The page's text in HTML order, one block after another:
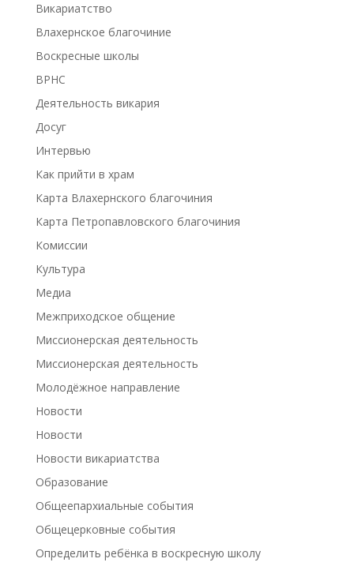
Викариатство
Влахернское благочиние
Воскресные школы
ВРНС
Деятельность викария
Досуг
Интервью
Как прийти в храм
Карта Влахернского благочиния
Карта Петропавловского благочиния
Комиссии
Культура
Медиа
Межприходское общение
Миссионерская деятельность
Миссионерская деятельность
Молодёжное направление
Новости
Новости
Новости викариатства
Образование
Общеепархиальные события
Общецерковные события
Определить ребёнка в воскресную школу